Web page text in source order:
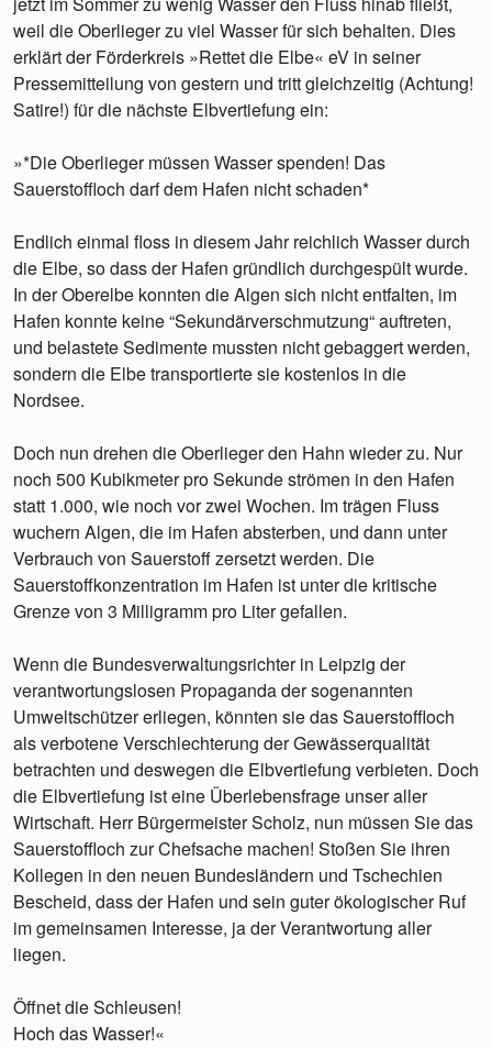
weil die Oberlieger zu viel Wasser für sich behalten. Dies
erklärt der Förderkreis »Rettet die Elbe« eV in seiner
Pressemitteilung von gestern und tritt gleichzeitig (Achtung!
Satire!) für die nächste Elbvertiefung ein:
»*Die Oberlieger müssen Wasser spenden! Das
Sauerstoffloch darf dem Hafen nicht schaden*
Endlich einmal floss in diesem Jahr reichlich Wasser durch
die Elbe, so dass der Hafen gründlich durchgespült wurde.
In der Oberelbe konnten die Algen sich nicht entfalten, im
Hafen konnte keine “Sekundärverschmutzung“ auftreten,
und belastete Sedimente mussten nicht gebaggert werden,
sondern die Elbe transportierte sie kostenlos in die
Nordsee.
Doch nun drehen die Oberlieger den Hahn wieder zu. Nur
noch 500 Kubikmeter pro Sekunde strömen in den Hafen
statt 1.000, wie noch vor zwei Wochen. Im trägen Fluss
wuchern Algen, die im Hafen absterben, und dann unter
Verbrauch von Sauerstoff zersetzt werden. Die
Sauerstoffkonzentration im Hafen ist unter die kritische
Grenze von 3 Milligramm pro Liter gefallen.
Wenn die Bundesverwaltungsrichter in Leipzig der
verantwortungslosen Propaganda der sogenannten
Umweltschützer erliegen, könnten sie das Sauerstoffloch
als verbotene Verschlechterung der Gewässerqualität
betrachten und deswegen die Elbvertiefung verbieten. Doch
die Elbvertiefung ist eine Überlebensfrage unser aller
Wirtschaft. Herr Bürgermeister Scholz, nun müssen Sie das
Sauerstoffloch zur Chefsache machen! Stoßen Sie ihren
Kollegen in den neuen Bundesländern und Tschechien
Bescheid, dass der Hafen und sein guter ökologischer Ruf
im gemeinsamen Interesse, ja der Verantwortung aller
liegen.
Öffnet die Schleusen!
Hoch das Wasser!«